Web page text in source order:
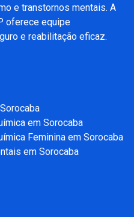
e transtornos mentais. A
oferece equipe
e reabilitação eficaz.
em Sorocaba
Feminina em Sorocaba
em Sorocaba